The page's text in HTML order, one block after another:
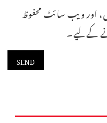
اور ویب سائٹ محفوظ
کےلیے۔